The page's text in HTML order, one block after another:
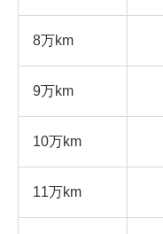
8万km
9万km
10万km
11万km